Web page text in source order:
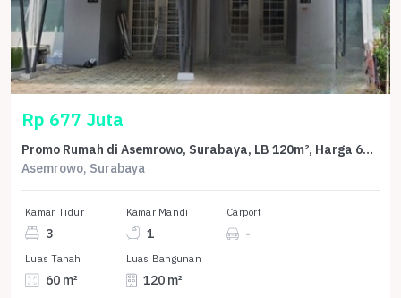
Rp 677 Juta
Promo Rumah di Asemrowo, Surabaya, LB 120m², Harga 677 Juta
Asemrowo, Surabaya
Kamar Tidur
3
Kamar Mandi
1
Carport
-
Luas Tanah
60 m²
Luas Bangunan
120 m²